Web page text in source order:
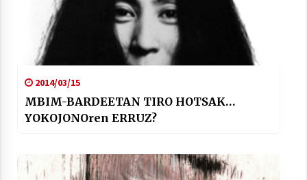
Arrosaren laburpen bideoa Hamaika
Telebistaren eskutik
2021/06/30
2014/03/15
MBIM-BARDEETAN TIRO HOTSAK…
YOKOJONOren ERRUZ?